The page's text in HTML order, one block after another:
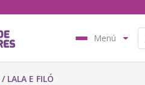
Menú
/ LALA E FILÓ